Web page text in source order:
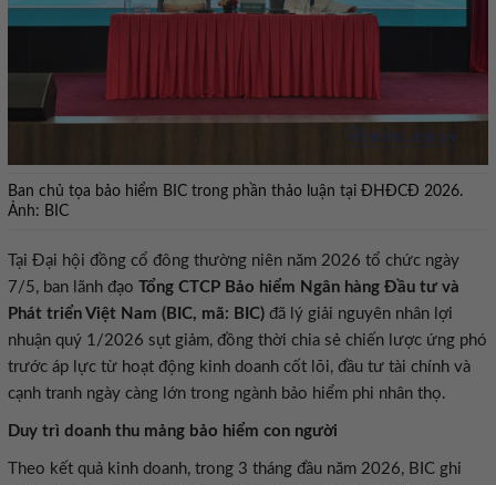
Ban chủ tọa bảo hiểm BIC trong phần thảo luận tại ĐHĐCĐ 2026.
Ảnh: BIC
Tại Đại hội đồng cổ đông thường niên năm 2026 tổ chức ngày
7/5, ban lãnh đạo Tổng CTCP Bảo hiểm Ngân hàng Đầu tư và
Phát triển Việt Nam (BIC, mã: BIC) đã lý giải nguyên nhân lợi
nhuận quý 1/2026 sụt giảm, đồng thời chia sẻ chiến lược ứng phó
trước áp lực từ hoạt động kinh doanh cốt lõi, đầu tư tài chính và
cạnh tranh ngày càng lớn trong ngành bảo hiểm phi nhân thọ.
Duy trì doanh thu mảng bảo hiểm con người
Theo kết quả kinh doanh, trong 3 tháng đầu năm 2026, BIC ghi